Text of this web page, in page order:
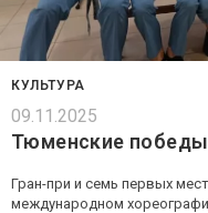
КУЛЬТУРА
09.11.2025
Тюменские
Гран-при и семь первых
международном